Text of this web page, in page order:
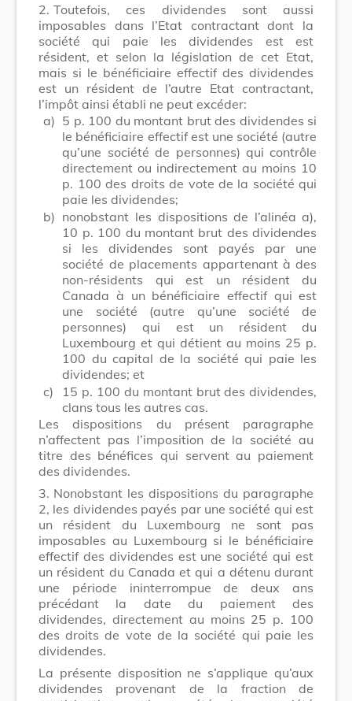
2. Toutefois, ces dividendes sont aussi
imposables dans l’Etat contractant dont la
société qui paie les dividendes est est
résident, et selon la législation de cet Etat,
mais si le bénéficiaire effectif des dividendes
est un résident de l’autre Etat contractant,
l’impôt ainsi établi ne peut excéder:
a) 5 p. 100 du montant brut des dividendes si
le bénéficiaire effectif est une société (autre
qu’une société de personnes) qui contrôle
directement ou indirectement au moins 10
p. 100 des droits de vote de la société qui
paie les dividendes;
b) nonobstant les dispositions de l’alinéa a),
10 p. 100 du montant brut des dividendes
si les dividendes sont payés par une
société de placements appartenant à des
non-résidents qui est un résident du
Canada à un bénéficiaire effectif qui est
une société (autre qu’une société de
personnes) qui est un résident du
Luxembourg et qui détient au moins 25 p.
100 du capital de la société qui paie les
dividendes; et
c)
15 p. 100 du montant brut des dividendes,
clans tous les autres cas.
Les dispositions du présent paragraphe
n’affectent pas l’imposition de la société au
titre des bénéfices qui servent au paiement
des dividendes.
3. Nonobstant les dispositions du paragraphe
2, les dividendes payés par une société qui est
un résident du Luxembourg ne sont pas
imposables au Luxembourg si le bénéficiaire
effectif des dividendes est une société qui est
un résident du Canada et qui a détenu durant
une période ininterrompue de deux ans
précédant la date du paiement des
dividendes, directement au moins 25 p. 100
des droits de vote de la société qui paie les
dividendes.
La présente disposition ne s’applique qu’aux
dividendes provenant de la fraction de